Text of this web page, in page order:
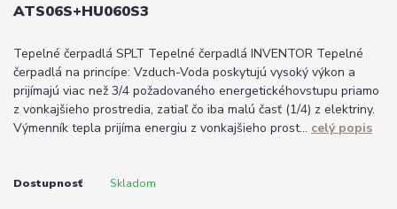
ATS06S+HU060S3
Tepelné čerpadlá SPLT Tepelné čerpadlá INVENTOR Tepelné
čerpadlá na princípe: Vzduch-Voda poskytujú vysoký výkon a
prijímajú viac než 3/4 požadovaného energetickéhovstupu priamo
z vonkajšieho prostredia, zatiaľ čo iba malú časť (1/4) z elektriny.
Výmenník tepla prijíma energiu z vonkajšieho prost... celý popis
Dostupnosť Skladom